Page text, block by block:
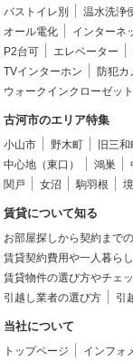
バストイレ別
温水洗浄
オール電化
インターネ
P2台可
エレベーター
TVインターホン
防犯カ
ウォークインクローゼット
古河市のエリア特集
小山市 野木町 旧三
中心地（東口）
鴻巣
関戸
女沼 駒羽根
賃貸について知る
お部屋探しから契約まで
賃貸契約費用や一人暮ら
賃貸物件の選び方やチェ
引越し業者の選び方
引
当社について
トップページ インフォ